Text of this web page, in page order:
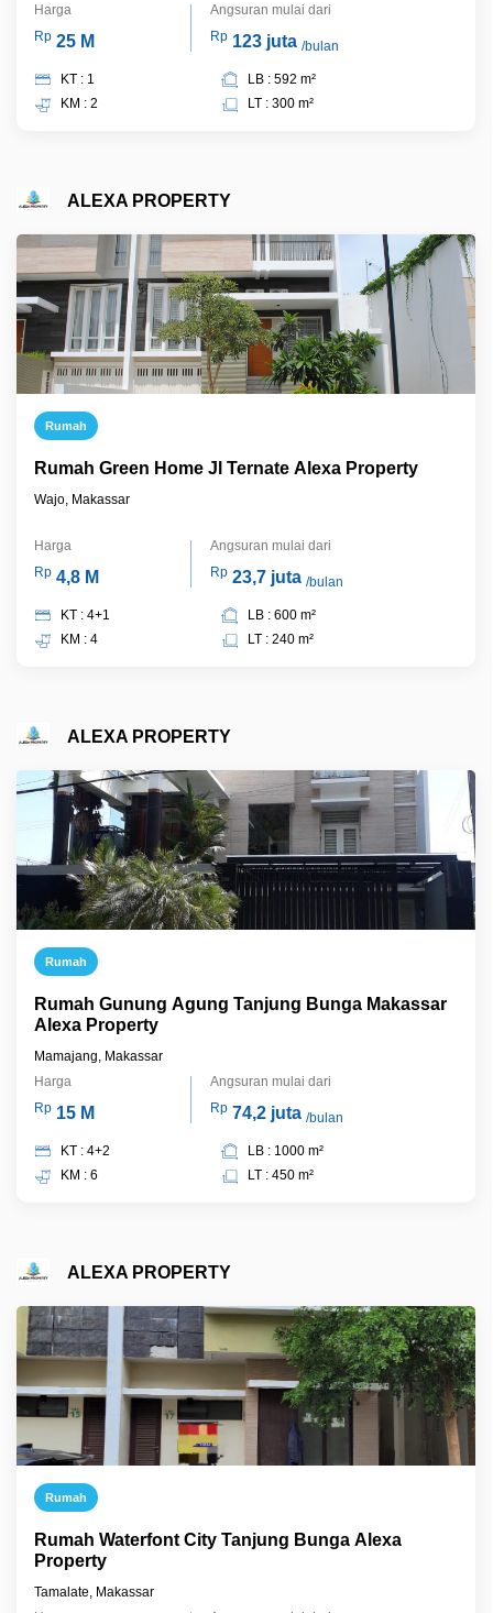
Harga
Rp 25 M
Angsuran mulai dari
Rp 123 juta /bulan
KT : 1
KM : 2
LB : 592 m²
LT : 300 m²
ALEXA PROPERTY
Rumah
Rumah Green Home Jl Ternate Alexa Property
Wajo, Makassar
Harga
Rp 4,8 M
Angsuran mulai dari
Rp 23,7 juta /bulan
KT : 4+1
KM : 4
LB : 600 m²
LT : 240 m²
ALEXA PROPERTY
Rumah
Rumah Gunung Agung Tanjung Bunga Makassar
Alexa Property
Mamajang, Makassar
Harga
Rp 15 M
Angsuran mulai dari
Rp 74,2 juta /bulan
KT : 4+2
KM : 6
LB : 1000 m²
LT : 450 m²
ALEXA PROPERTY
Rumah
Rumah Waterfont City Tanjung Bunga Alexa
Property
Tamalate, Makassar